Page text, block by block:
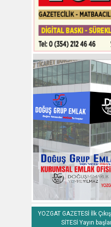
YOZGAT GAZETESİ İlk
SİTESİ Yayın